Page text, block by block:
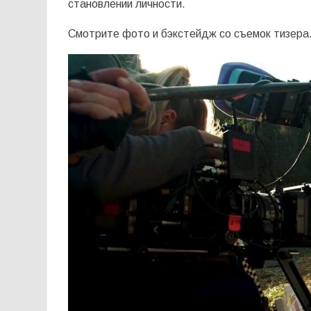
становлении личности.
Смотрите фото и бэкстейдж со съемок